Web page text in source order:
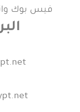
فيس بوك